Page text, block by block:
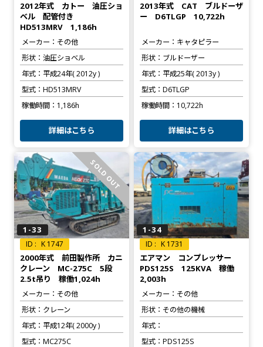
2012年式 カトー 油圧ショ
ベル 配管付き
HD513MRV 1,186h
メーカー
その他
形状
油圧ショベル
年式
平成24年( 2012y )
型式
HD513MRV
稼働時間
1,186h
詳細はこちら
2013年式 CAT ブルドーザ
ー D6TLGP 10,722h
メーカー
キャタピラー
形状
ブルドーザー
年式
平成25年( 2013y )
型式
D6TLGP
稼働時間
10,722h
詳細はこちら
SOLD OUT
1-33
K 1747
2000年式 前田製作所 カニ
クレーン MC-275C 5段
2.5t吊り 稼働1,024h
メーカー
その他
形状
クレーン
年式
平成12年( 2000y )
型式
MC275C
1-34
K 1731
エアマン コンプレッサー
PDS125S 125KVA 稼働
2,003h
メーカー
その他
形状
その他の機械
年式
型式
PDS125S